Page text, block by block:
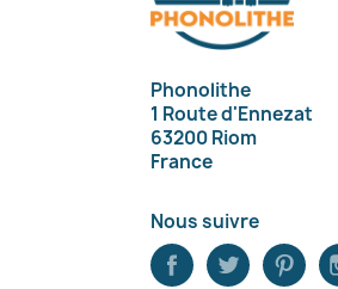
Phonolithe
1 Route d'Ennezat
63200 Riom
France
Nous suivre